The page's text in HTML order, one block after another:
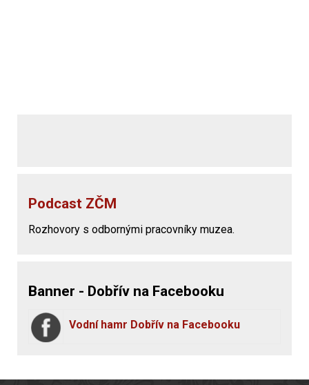
Podcast ZČM
Rozhovory s odbornými pracovníky muzea.
Banner - Dobřív na Facebooku
Vodní hamr Dobřív na Facebooku